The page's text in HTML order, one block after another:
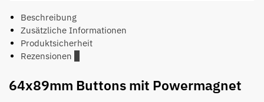
Beschreibung
Zusätzliche Informationen
Produktsicherheit
Rezensionen
64x89mm Buttons mit Powermagnet